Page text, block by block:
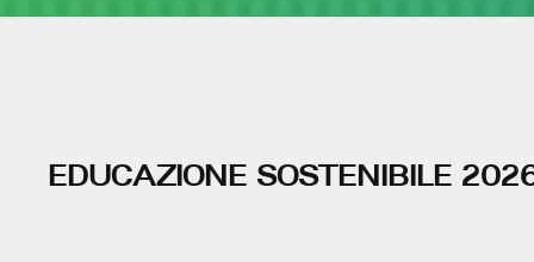
EDUCAZIONE SOSTENIBILE